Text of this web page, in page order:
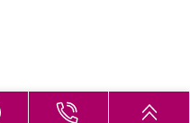
断転載を禁じます。
Weather